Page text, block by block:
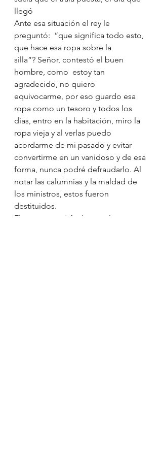
llegó
Ante esa situación el rey le
preguntó:  “que significa todo esto,
que hace esa ropa sobre la
silla”? Señor, contestó el buen
hombre, como  estoy tan
agradecido, no quiero
equivocarme, por eso guardo esa
ropa como un tesoro y todos los
días, entro en la habitación, miro la
ropa vieja y al verlas puedo
acordarme de mi pasado y evitar
convertirme en un vanidoso y de esa
forma, nunca podré defraudarlo. Al
notar las calumnias y la maldad de
los ministros, estos fueron
destituidos.
El rey, muy satisfecho con la